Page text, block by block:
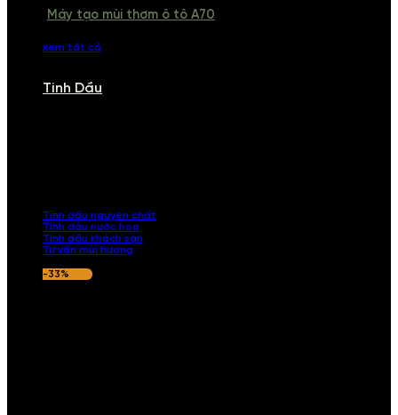
Máy tạo mùi thơm ô tô A70
xem tất cả
Tinh Dầu
Tinh dầu nguyên chất
Tinh dầu nước hoa
Tinh dầu khách sạn
Tư vấn mùi hương
-33%